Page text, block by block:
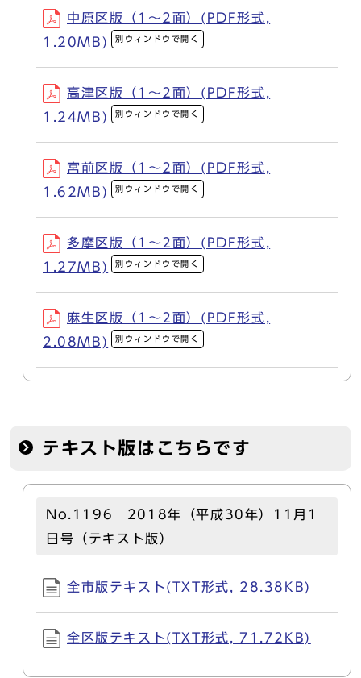
中原区版（1～2面）(PDF形式,
1.20MB)
別ウィンドウで開く
高津区版（1～2面）(PDF形式,
1.24MB)
別ウィンドウで開く
宮前区版（1～2面）(PDF形式,
1.62MB)
別ウィンドウで開く
多摩区版（1～2面）(PDF形式,
1.27MB)
別ウィンドウで開く
麻生区版（1～2面）(PDF形式,
2.08MB)
別ウィンドウで開く
テキスト版はこちらです
No.1196 2018年（平成30年）11月1
日号（テキスト版）
全市版テキスト(TXT形式, 28.38KB)
全区版テキスト(TXT形式, 71.72KB)